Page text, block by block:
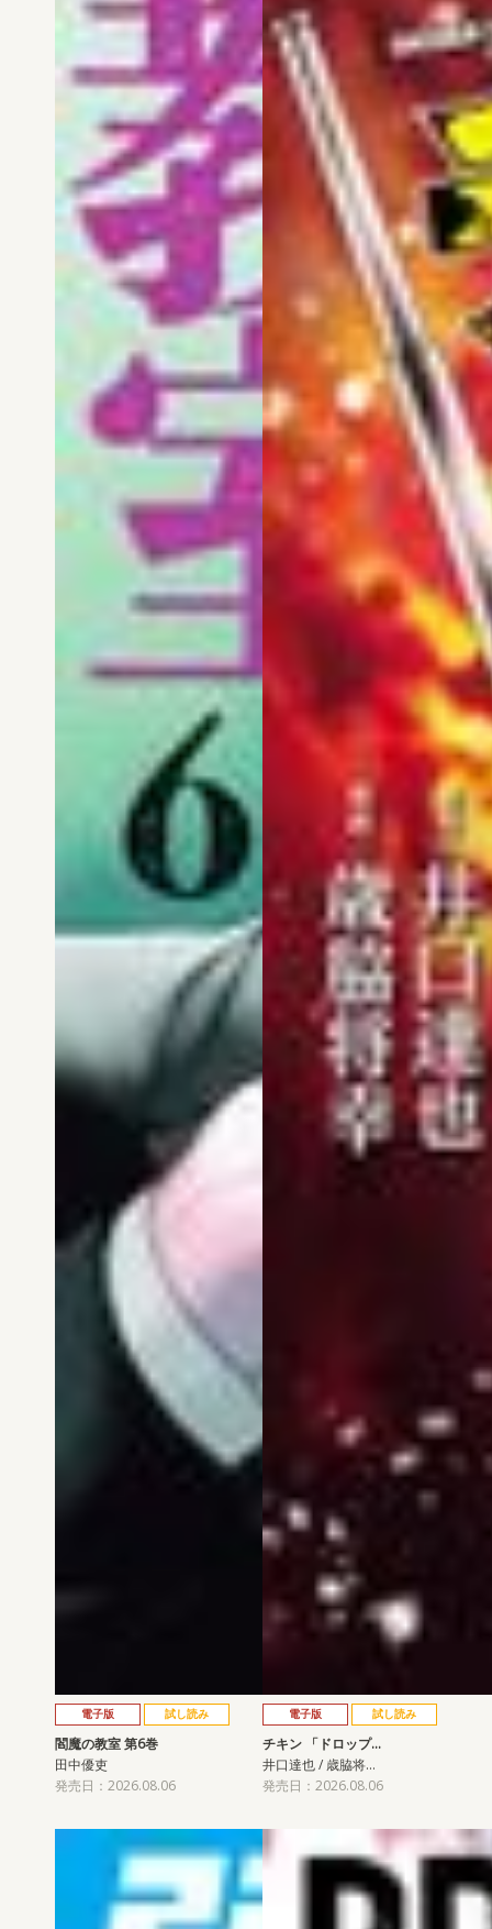
電子版 試し読み
閻魔の教室 第6巻
田中優吏
発売日：2026.08.06
電子版 試し読み
チキン 「ドロップ…
井口達也 / 歳脇将…
発売日：2026.08.06